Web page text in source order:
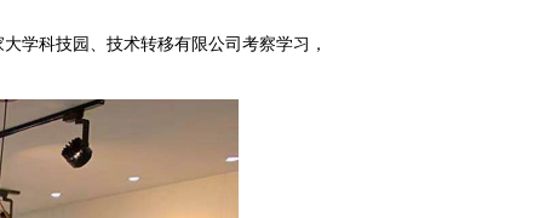
学科技园、技术转移有限公司考察学习，